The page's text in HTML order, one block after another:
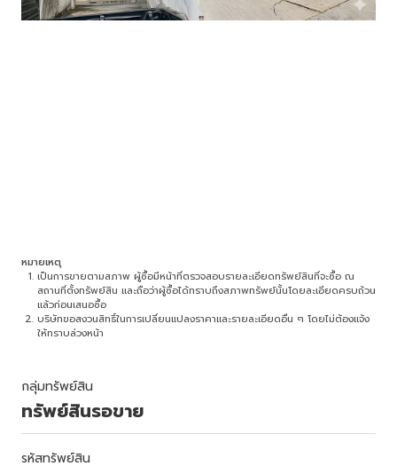
หมายเหตุ
เป็นการขายตามสภาพ ผู้ซื้อมีหน้าที่ตรวจสอบรายละเอียดทรัพย์สินที่จะซื้อ ณ
สถานที่ตั้งทรัพย์สิน และถือว่าผู้ซื้อได้ทราบถึงสภาพทรัพย์นั้นโดยละเอียดครบถ้วน
แล้วก่อนเสนอซื้อ
บริษัทขอสงวนสิทธิ์ในการเปลี่ยนแปลงราคาและรายละเอียดอื่น ๆ โดยไม่ต้องแจ้ง
ให้ทราบล่วงหน้า
กลุ่มทรัพย์สิน
ทรัพย์สินรอขาย
รหัสทรัพย์สิน